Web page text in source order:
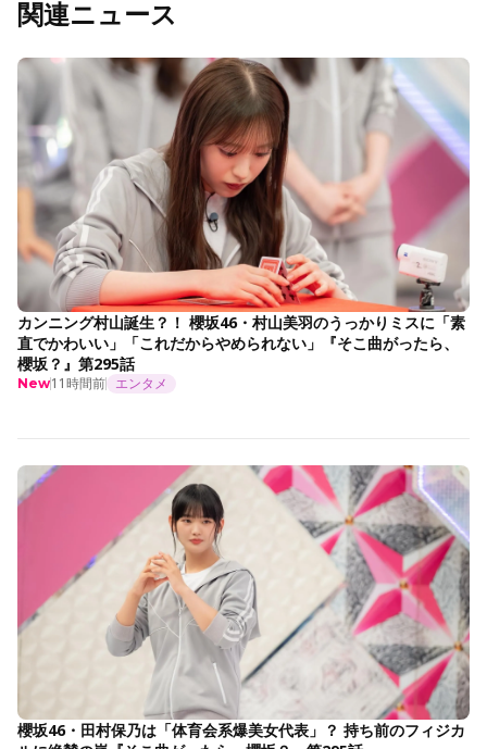
関連ニュース
カンニング村山誕生？！ 櫻坂46・村山美羽のうっかりミスに「素
直でかわいい」「これだからやめられない」『そこ曲がったら、
櫻坂？』第295話
New11時間前 エンタメ
櫻坂46・田村保乃は「体育会系爆美女代表」？ 持ち前のフィジカ